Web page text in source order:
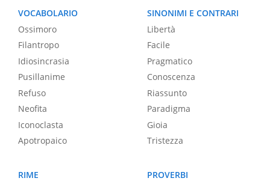
VOCABOLARIO
Ossimoro
Filantropo
Idiosincrasia
Pusillanime
Refuso
Neofita
Iconoclasta
Apotropaico
SINONIMI E CONTRARI
Libertà
Facile
Pragmatico
Conoscenza
Riassunto
Paradigma
Gioia
Tristezza
RIME
PROVERBI